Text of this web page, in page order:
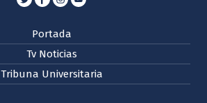
Portada
Tv Noticias
Tribuna Universitaria